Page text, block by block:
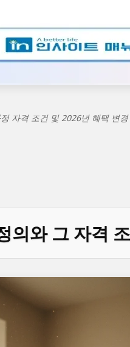
자격 조건 및 2026년 혜택 변
의와 그 자격